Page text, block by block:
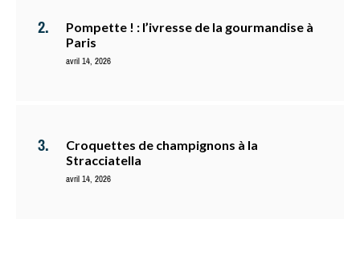
Pompette ! : l’ivresse de la gourmandise à
Paris
avril 14, 2026
Croquettes de champignons à la
Stracciatella
avril 14, 2026